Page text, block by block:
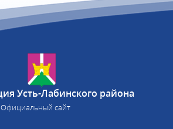
Усть-Лабинского района
Официальный сайт